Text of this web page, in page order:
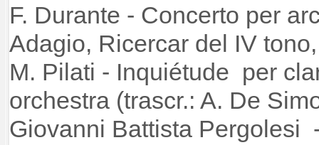
F. Durante - Concerto per
Adagio, Ricercar del IV
M. Pilati - Inquiétude per
orchestra (trascr.: A. De
Giovanni Battista Pergolesi